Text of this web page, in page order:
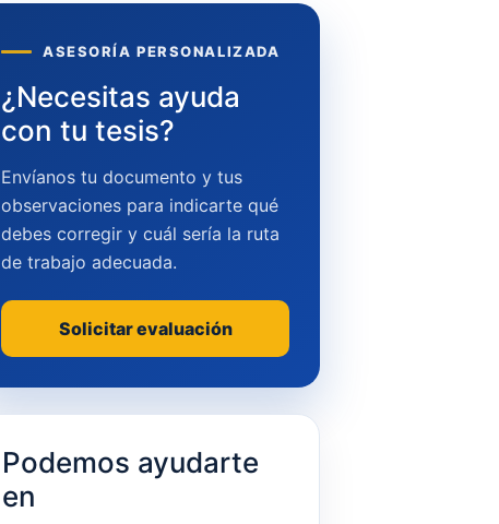
ASESORÍA PERSONALIZADA
¿Necesitas ayuda
con tu tesis?
Envíanos tu documento y tus
observaciones para indicarte qué
debes corregir y cuál sería la ruta
de trabajo adecuada.
Solicitar evaluación
Podemos ayudarte
en